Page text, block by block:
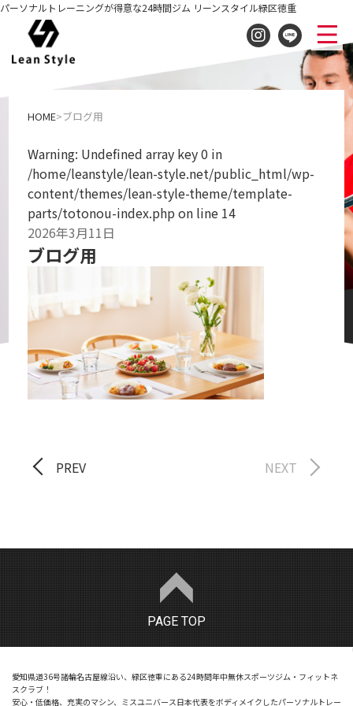
パーソナルトレーニングが得意な24時間ジム リーンスタイル緑区徳重
ブログ用
HOME ブログ用
Warning: Undefined array key 0 in
/home/leanstyle/lean-style.net/public_html/wp-
content/themes/lean-style-theme/template-
parts/totonou-index.phpon line 14
2026年3月11日
ブログ用
PREV NEXT
PAGE TOP
愛知県道36号諸輪名古屋線沿い、緑区徳重にある24時間年中無休スポーツジム・フィットネ
スクラブ！
安心・低価格、充実のマシン、ミスユニバース日本代表をボディメイクしたパーソナルトレー